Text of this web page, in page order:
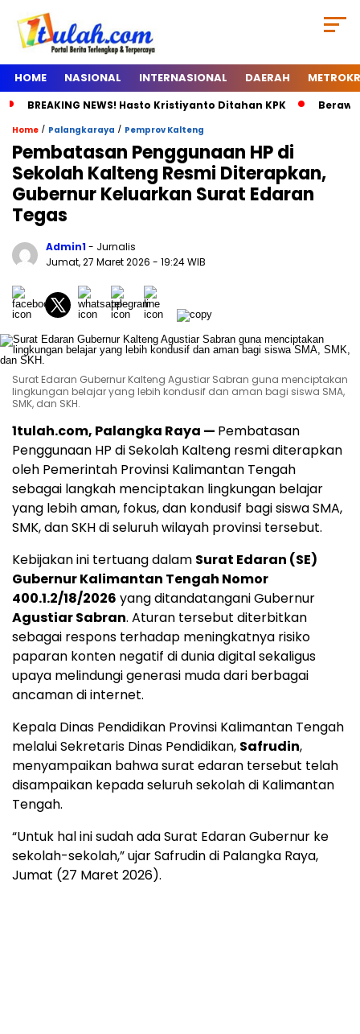
HOME NASIONAL INTERNASIONAL DAERAH
BREAKING NEWS! Hasto Kristiyanto Ditahan KPK
Home / Palangkaraya / Pemprov Kalteng
Pembatasan Penggunaan HP di
Sekolah Kalteng Resmi Diterapkan,
Gubernur Keluarkan Surat Edaran
Tegas
Admin1- Jurnalis
Jumat, 27 Maret 2026 - 19:24 WIB
Surat Edaran Gubernur Kalteng Agustiar Sabran guna menciptakan
lingkungan belajar yang lebih kondusif dan aman bagi siswa SMA,
SMK, dan SKH.
1tulah.com, Palangka Raya — Pembatasan
Penggunaan HP di Sekolah Kalteng resmi diterapkan
oleh Pemerintah Provinsi Kalimantan Tengah
sebagai langkah menciptakan lingkungan belajar
yang lebih aman, fokus, dan kondusif bagi siswa SMA,
SMK, dan SKH di seluruh wilayah provinsi tersebut.
Kebijakan ini tertuang dalam Surat Edaran (SE)
Gubernur Kalimantan Tengah Nomor
400.1.2/18/2026 yang ditandatangani Gubernur
Agustiar Sabran. Aturan tersebut diterbitkan
sebagai respons terhadap meningkatnya risiko
paparan konten negatif di dunia digital sekaligus
upaya melindungi generasi muda dari berbagai
ancaman di internet.
Kepala Dinas Pendidikan Provinsi Kalimantan Tengah
melalui Sekretaris Dinas Pendidikan, Safrudin,
menyampaikan bahwa surat edaran tersebut telah
disampaikan kepada seluruh sekolah di Kalimantan
Tengah.
“Untuk hal ini sudah ada Surat Edaran Gubernur ke
sekolah-sekolah,” ujar Safrudin di Palangka Raya,
Jumat (27 Maret 2026).